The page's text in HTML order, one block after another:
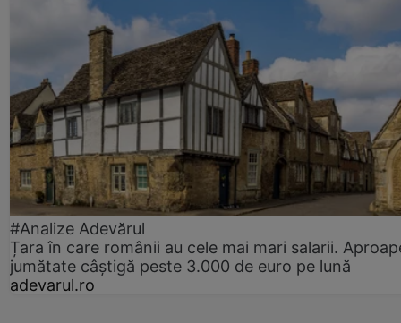
#Analize Adevărul
Țara în care românii au cele mai mari salarii.
jumătate câștigă peste 3.000 de euro pe lună
adevarul.ro